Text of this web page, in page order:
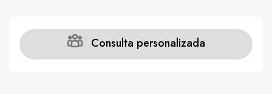
Consulta personalizada